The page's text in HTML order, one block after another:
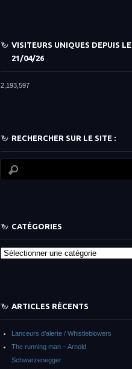
VISITEURS UNIQUES DEPUIS LE
21/04/26
2,193,597
RECHERCHER SUR LE SITE :
CATÉGORIES
Catégories
ARTICLES RÉCENTS
Lanceurs d’alerte / Whistleblowers
The running man – Arnold
Schwarzenegger